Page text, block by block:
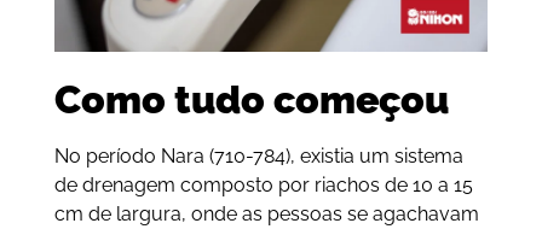
Como tudo começou
No período Nara (710-784), existia um sistema
de drenagem composto por riachos de 10 a 15
cm de largura, onde as pessoas se agachavam